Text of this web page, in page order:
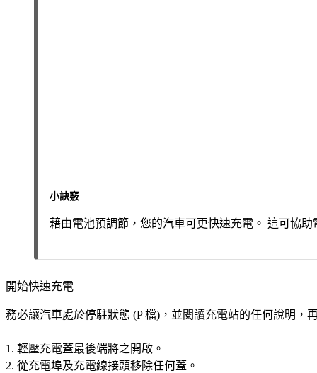
小訣竅
藉由電池預調節，您的汽車可更快速充電。 這可協
開始快速充電
務必讓汽車處於停駐狀態 (P檔)，並閱讀充電站的任何說明，
輕壓充電蓋最後端將之開啟。
從充電埠及充電線接頭移除任何蓋。